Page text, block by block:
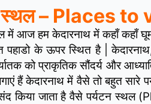
स्थल – Places
में आज हम केदारनाथ में कहाँ कहाँ
पहाडो के ऊपर स्थित है |
को प्राकृतिक सौंदर्य और
हैं केदारनाथ में वैसे तो बहुत
पसंद किया जाता है वैसे पर्यटन